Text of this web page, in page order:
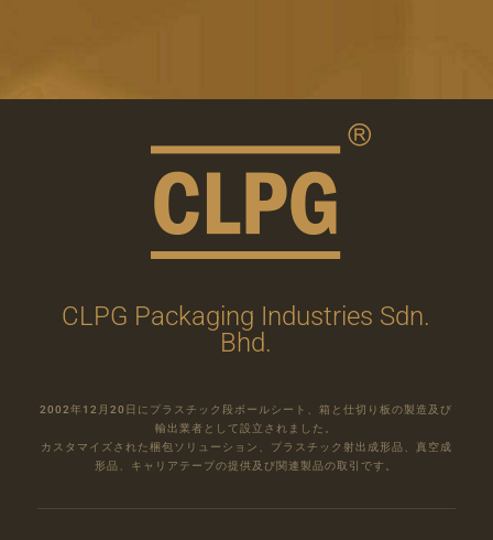
CLPG Packaging Industries Sdn.
Bhd.
2002年12月20日にプラスチック段ボールシート、箱と仕切り板の製造及び
輸出業者として設立されました。
カスタマイズされた梱包ソリューション、プラスチック射出成形品、真空成
形品、キャリアテープの提供及び関連製品の取引です。